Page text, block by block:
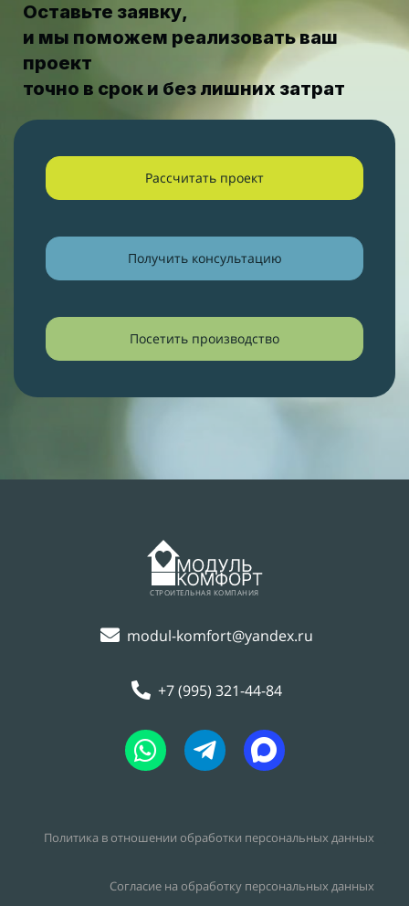
Оставьте заявку,
и мы поможем реализовать ваш
проект
точно в срок и без лишних затрат
Рассчитать проект
Получить консультацию
Посетить производство
СТРОИТЕЛЬНАЯ КОМПАНИЯ
modul-komfort@yandex.ru
+7 (995) 321-44-84
Политика в отношении обработки персональных данных
Согласие на обработку персональных данных